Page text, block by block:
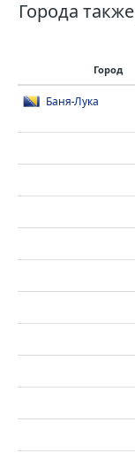
Города
Город
Баня-Лука